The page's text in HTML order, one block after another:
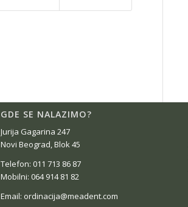
GDE SE NALAZIMO?
Jurija Gagarina 247
Novi Beograd, Blok 45
Telefon: 011 713 86 87
Mobilni: 064 914 81 82
Email: ordinacija@meadent.com